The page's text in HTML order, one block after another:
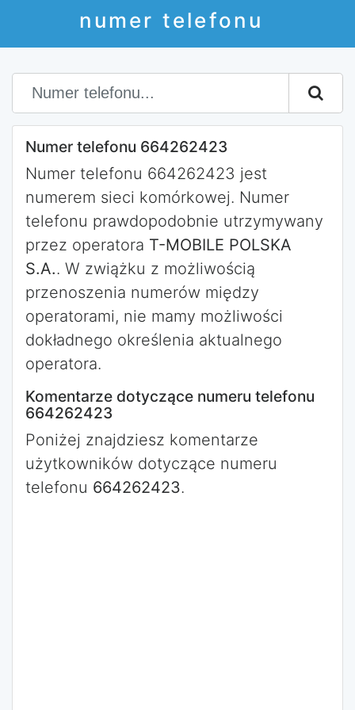
numer telefonu
Numer telefonu 664262423
Numer telefonu 664262423 jest
numerem sieci komórkowej. Numer
telefonu prawdopodobnie utrzymywany
przez operatora T-MOBILE POLSKA
S.A.. W zwiążku z możliwością
przenoszenia numerów między
operatorami, nie mamy możliwości
dokładnego określenia aktualnego
operatora.
Komentarze dotyczące numeru telefonu
664262423
Poniżej znajdziesz komentarze
użytkowników dotyczące numeru
telefonu 664262423.